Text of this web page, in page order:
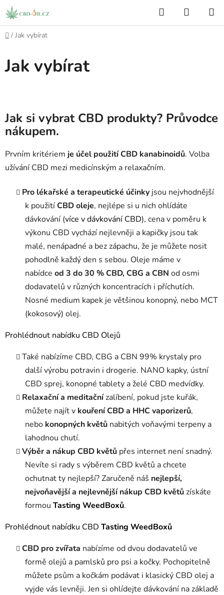
Přejít
na
obsah
Hledat
KOŠÍK
Domů
/ Jak vybírat
Jak vybírat
Jak si vybrat CBD produkty? Průvodce
nákupem.
Prvním kritériem je účel použití CBD kanabinoidů. Volba
užívání CBD mezi medicínským a relaxačním.
Pro lékařské a terapeutické účinky jsou nejvhodnější
k použitíCBD oleje, nejlépe si u nich ohlídáte
dávkování (více v dávkování CBD), cena v poměru k
výkonu CBD vychází nejlevněji a kapičky jsou tak
malé, nenápadné a bez zápachu, že je můžete nosit
pohodlně každý den s sebou. Oleje máme v
nabídce od 3 do 30 % CBD, CBG a CBN od osmi
dodavatelů v různých koncentracích i příchutích.
Nosné medium kapek je většinou konopný, nebo MCT
(kokosový) olej.
Prohlédnout nabídku CBD Olejů
Také nabízíme CBD, CBG a CBN 99% krystaly pro
další výrobu potravin i drogerie. NANO kapky, ústní
CBD sprej, konopné tablety a želé CBD medvídky.
Relaxační a meditačnízalíbení, pokud jste kuřák,
můžete najít v kouření CBD a HHC vaporizerů,
nebo konopných květů nabitých voňavými terpeny a
lahodnou chutí.
Výběr a nákup CBD květů přes internet není snadný.
Nevíte si rady s výběrem CBD květů a chcete
ochutnat ty nejlepší? Zaručeně náš nejlepší,
nejvoňavější a nejlevnější nákup CBD květůzískáte
formou Tasting WeedBoxů.
Prohlédnout nabídku CBD Tasting WeedBoxů
CBD pro zvířata nabízíme od dvou dodavatelů ve
formě olejů a pamlsků pro psi a kočky. Pochopitelně
můžete psům a kočkám podávat i klasický CBD olej a
vyjde vás levněji. Jen si ohlídejte dávkování na základě